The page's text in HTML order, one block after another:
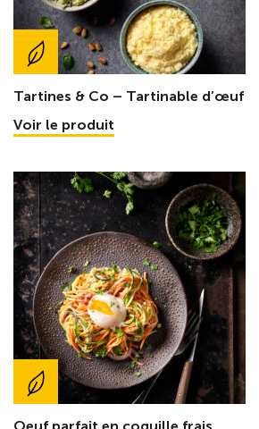
Tartines & Co – Tartinable d’œuf
Voir le produit